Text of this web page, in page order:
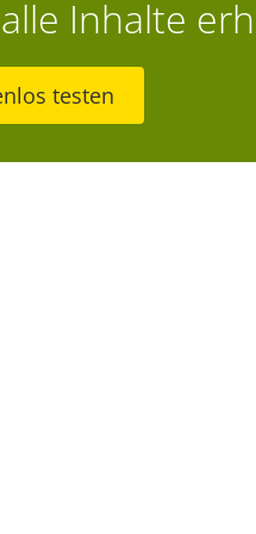
Inhalte
testen